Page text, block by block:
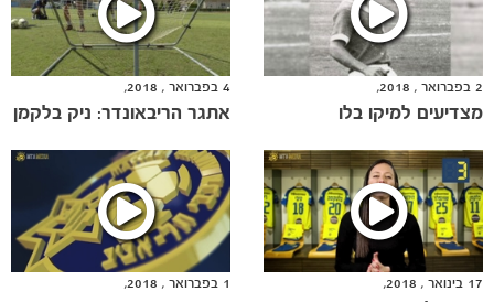
הקבוצות
4 בפברואר , 2018,
אתגר הריבאונדר: ניק בלקמן
2 בפברואר , 2018,
מצדיעים למיקו בלו
1 בפברואר , 2018,
17 בינואר , 2018,